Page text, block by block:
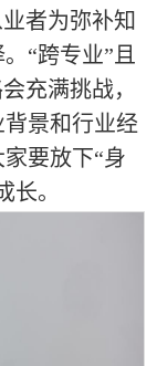
者为弥补知
“跨专业”且
充满挑战，
景和行业经
要放下“身
长。